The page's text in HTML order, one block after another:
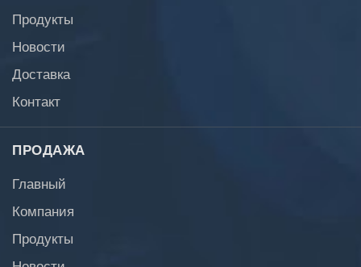
Продукты
Новости
Доставка
Контакт
ПРОДАЖА
Главный
Компания
Продукты